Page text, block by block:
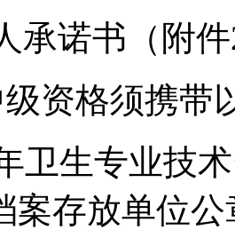
承诺书（附
资格须携带
卫生专业技
案存放单位公